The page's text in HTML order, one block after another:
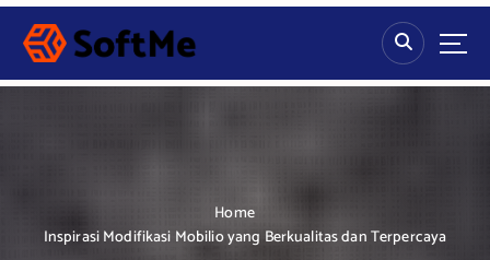
S
p
Home
Inspirasi Modifikasi Mobilio yang Berkualitas dan Terpercaya